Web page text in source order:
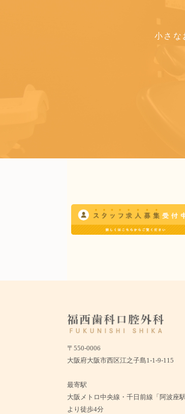
小さな
〒550-0006
大阪府大阪市西区江之子島1-1-9-115
最寄駅
大阪メトロ中央線・千日前線「阿波座
より徒歩4分